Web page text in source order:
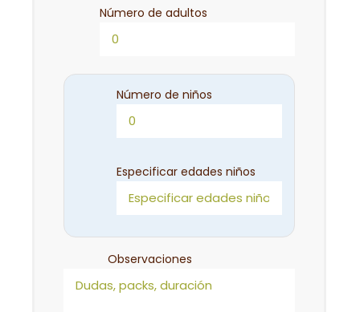
Número de adultos
Número de niños
Especificar edades niños
Observaciones